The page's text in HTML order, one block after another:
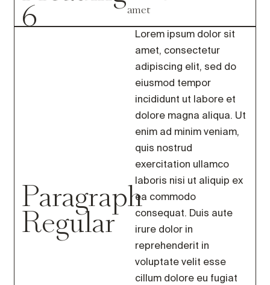
6
amet
Paragraph
Regular
Lorem ipsum dolor sit
amet, consectetur
adipiscing elit, sed do
eiusmod tempor
incididunt ut labore et
dolore magna aliqua. Ut
enim ad minim veniam,
quis nostrud
exercitation ullamco
laboris nisi ut aliquip ex
ea commodo
consequat. Duis aute
irure dolor in
reprehenderit in
voluptate velit esse
cillum dolore eu fugiat